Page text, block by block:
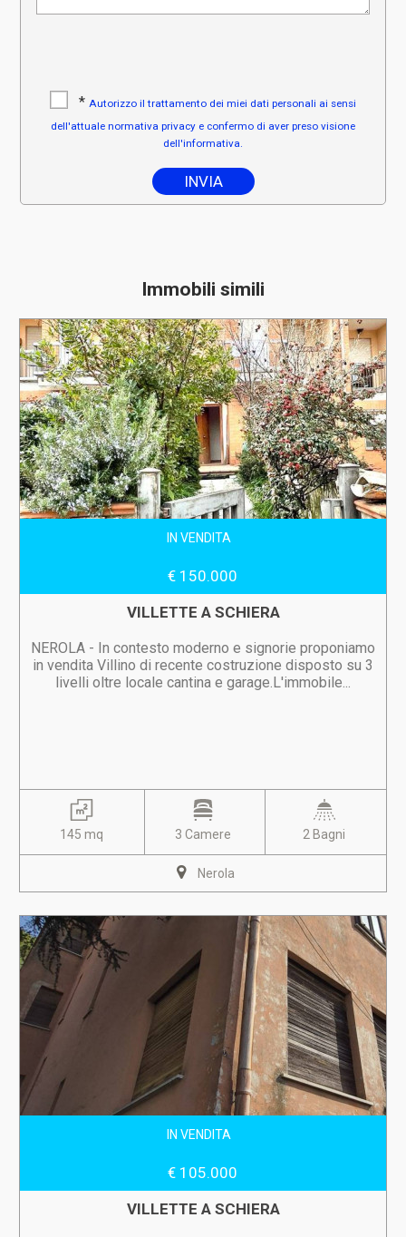
* Autorizzo il trattamento dei miei dati personali ai sensi
dell'attuale normativa privacy e confermo di aver preso visione
dell'informativa.
Immobili simili
IN VENDITA
€ 150.000
VILLETTE A SCHIERA
NEROLA - In contesto moderno e signorie proponiamo
in vendita Villino di recente costruzione disposto su 3
livelli oltre locale cantina e garage.L'immobile...
145 mq 3 Camere 2 Bagni
Nerola
IN VENDITA
€ 105.000
VILLETTE A SCHIERA